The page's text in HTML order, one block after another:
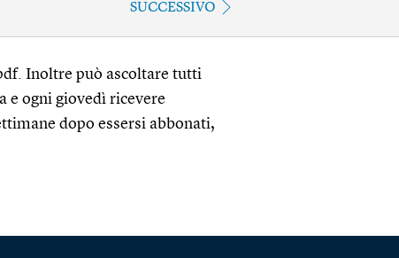
SUCCESSIVO
Inoltre può ascoltare tutti
e ogni giovedì ricevere
dopo essersi abbonati,